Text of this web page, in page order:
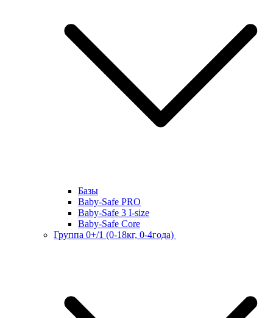
Базы
Baby-Safe PRO
Baby-Safe 3 I-size
Baby-Safe Core
Группа 0+/1 (0-18кг, 0-4года)